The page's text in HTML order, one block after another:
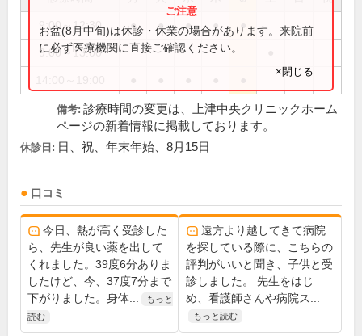
9:00～12:30 ● ● ● ● ●
9:00～13:00
お盆(8月中旬)は休診・休業の場合があります。来院前
に必ず医療機関に直接ご確認ください。
×閉じる
備考: 診療時間の変更は、上津中央クリニックホーム
ページの新着情報に掲載しております。
休診日: 日、祝、年末年始、8月15日
口コミ
今日、熱が高く受診した
ら、先生が良い薬を出して
くれました。39度6分ありま
したけど、今、37度7分まで
下がりました。身体...
もっと
読む
遠方より越してきて病院
を探している際に、こちらの
評判がいいと聞き、子供と受
診しました。 先生をはじ
め、看護師さんや病院ス...
もっと読む